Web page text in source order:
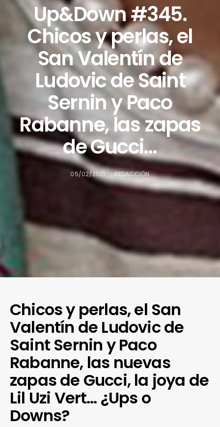
Up&Down #345.
Chicos y perlas, el
San Valentín de
Ludovic de Saint
Sernin y Paco
Rabanne, las zapas
de Gucci…
05/02/2021 REDACCIÓN
Chicos y perlas, el San
Valentín de Ludovic de
Saint Sernin y Paco
Rabanne, las nuevas
zapas de Gucci, la joya de
Lil Uzi Vert… ¿Ups o
Downs?